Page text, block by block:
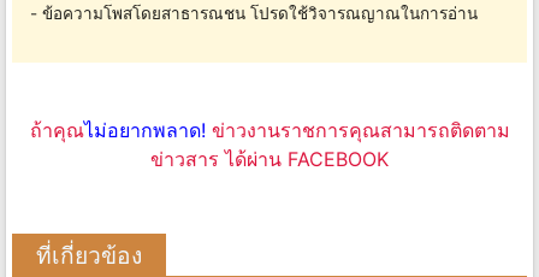
- ข้อความโพสโดยสาธารณชน โปรดใช้วิจารณญาณในการอ่าน
ถ้าคุณไม่อยากพลาด! ข่าวงานราชการคุณสามารถติดตาม
ข่าวสาร ได้ผ่าน FACEBOOK
ที่เกี่ยวข้อง